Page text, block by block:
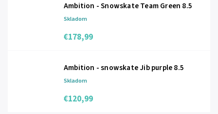
Ambition - Snowskate Team Green 8.5
Skladom
€178,99
Ambition - snowskate Jib purple 8.5
Skladom
€120,99